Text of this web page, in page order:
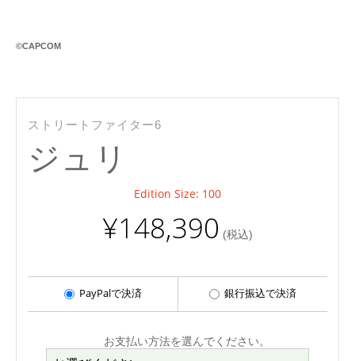
©CAPCOM
ストリートファイター6
ジュリ
Edition Size: 100
¥148,390 (税込)
PayPalで決済 銀行振込で決済
お支払い方法を選んでください。